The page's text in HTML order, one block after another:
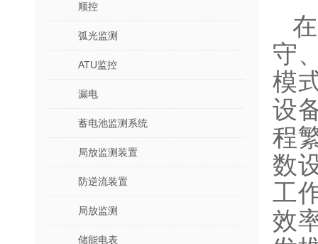
顺控
弧光监测
ATU监控
漏电
蓄电池监测系统
局放监测装置
防逆流装置
局放监测
储能电表
守
模
设
程
数
工
效